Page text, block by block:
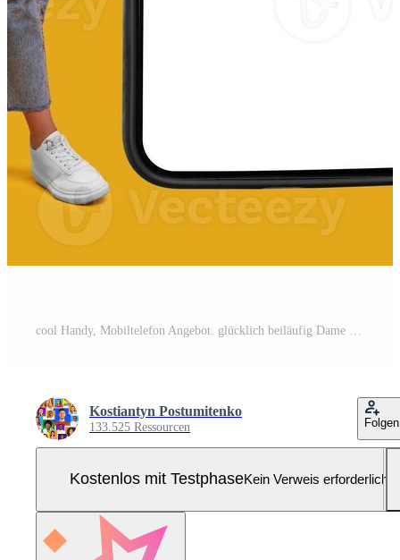
Kostiantyn Postumitenko
133.525 Ressourcen Folgen
Kostenlos mit TestphaseKein Verweis erforderlich